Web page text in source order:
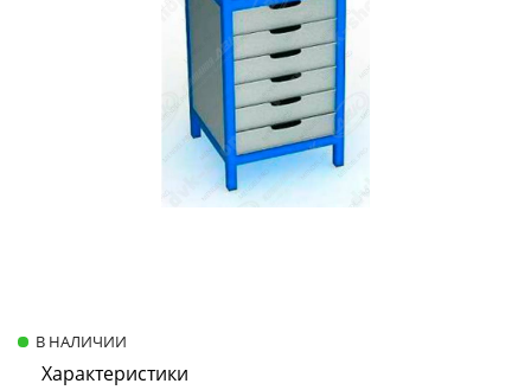
В НАЛИЧИИ
Характеристики